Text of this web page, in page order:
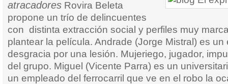
atracadores Rovira Beleta
propone un trío de delincuentes
con distinta extracción social y perfiles muy
plantear la película. Andrade (Jorge Mistral) es
desgracia por una lesión. Mujeriego, jugador,
del grupo. Miguel (Vicente Parra) es un
un empleado del ferrocarril que ve en el robo la